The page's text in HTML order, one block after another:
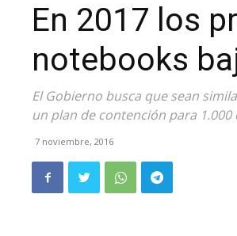
En 2017 los
notebooks
El Gobierno busca que sean
un plan de contención para
7 noviembre, 2016